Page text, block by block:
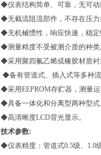
◆仪表结构简单、可靠，无可
◆无截流阻流部件，不存在压
◆无机械惯性，响应快速，稳
◆测量精度不受被测介质的种
◆采用聚四氟乙烯或橡胶材质衬
◆备有管道式、插入式等多种
◆采用EEPROM存贮器，测量
◆具备一体化和分离型两种型式
◆高清晰度LCD背光显示。
技术参数:
◆仪表精度：管道式0.5级、1.0